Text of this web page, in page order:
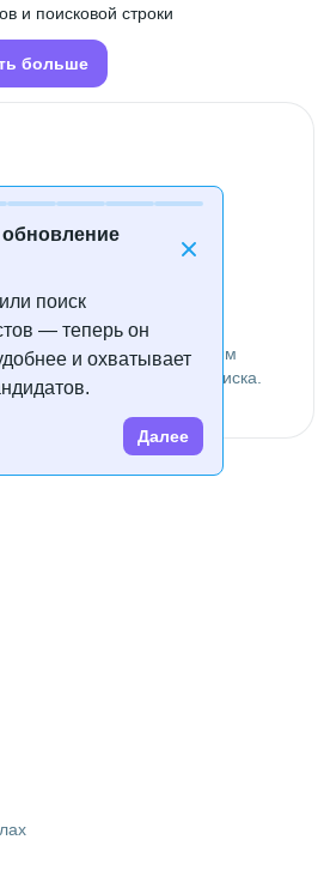
поиск
— теперь он
и охватывает
Далее
и поисковой строки
больше
не найдены
специалистов по заданным
изменить условия поиска.